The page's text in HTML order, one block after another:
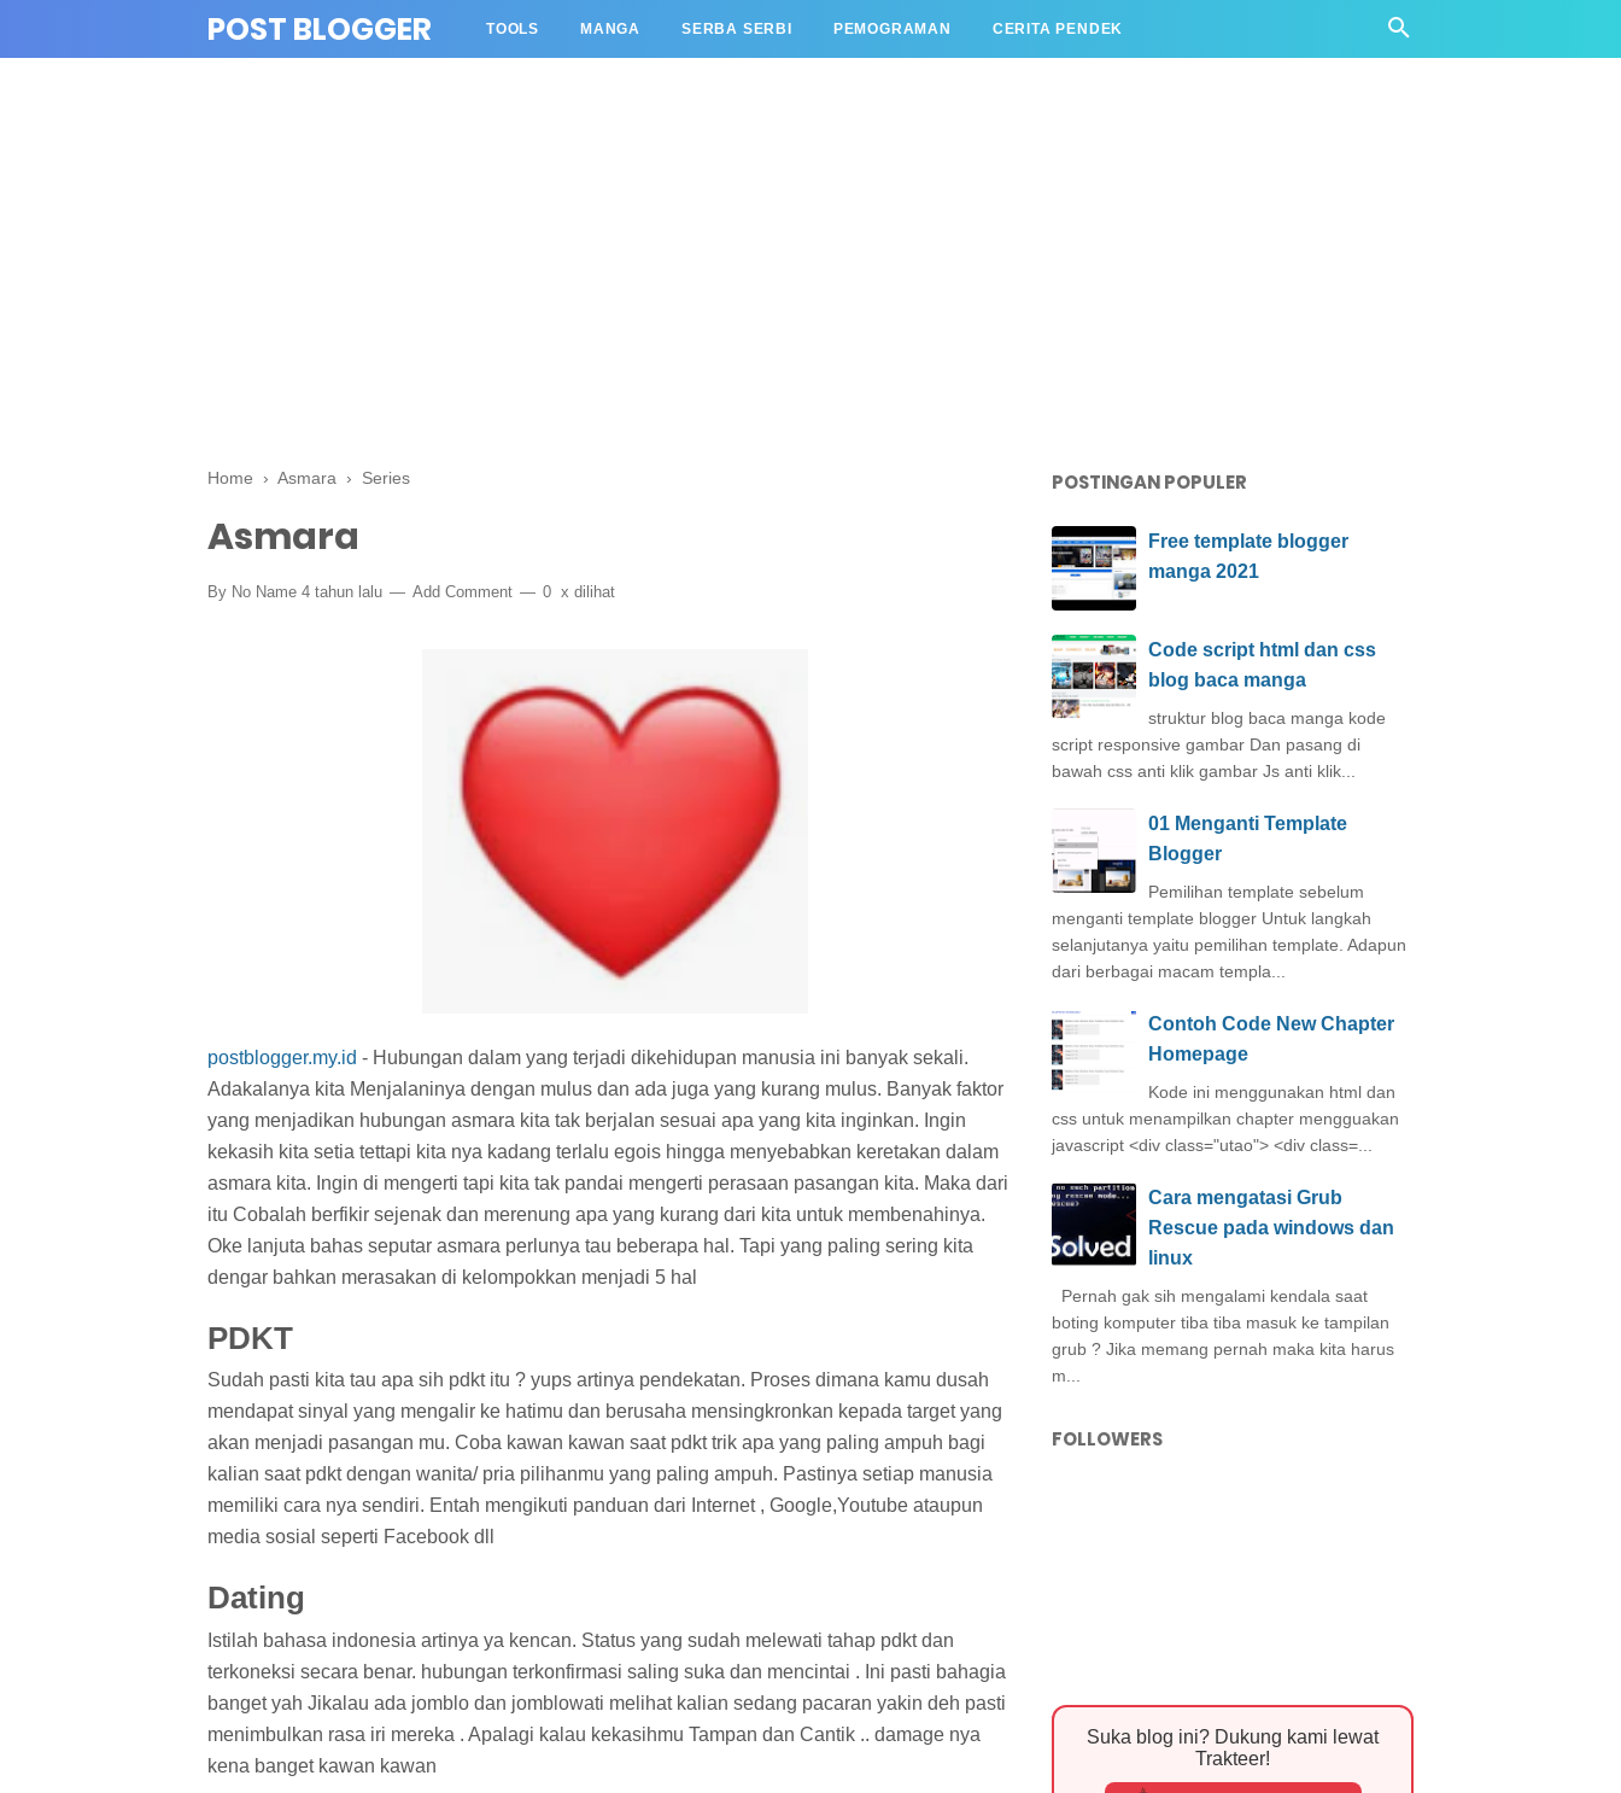
POST BLOGGER TOOLS MANGA SERBA SERBI PEMOGRAMAN CERITA PENDEK
Home › Asmara › Series
Asmara
By No Name 4 tahun lalu Add Comment 0 x dilihat
postblogger.my.id - Hubungan dalam yang terjadi dikehidupan manusia ini banyak sekali.
Adakalanya kita Menjalaninya dengan mulus dan ada juga yang kurang mulus. Banyak faktor
yang menjadikan hubungan asmara kita tak berjalan sesuai apa yang kita inginkan. Ingin
kekasih kita setia tettapi kita nya kadang terlalu egois hingga menyebabkan keretakan dalam
asmara kita. Ingin di mengerti tapi kita tak pandai mengerti perasaan pasangan kita. Maka dari
itu Cobalah berfikir sejenak dan merenung apa yang kurang dari kita untuk membenahinya.
Oke lanjuta bahas seputar asmara perlunya tau beberapa hal. Tapi yang paling sering kita
dengar bahkan merasakan di kelompokkan menjadi 5 hal
PDKT
Sudah pasti kita tau apa sih pdkt itu ? yups artinya pendekatan. Proses dimana kamu dusah
mendapat sinyal yang mengalir ke hatimu dan berusaha mensingkronkan kepada target yang
akan menjadi pasangan mu. Coba kawan kawan saat pdkt trik apa yang paling ampuh bagi
kalian saat pdkt dengan wanita/ pria pilihanmu yang paling ampuh. Pastinya setiap manusia
memiliki cara nya sendiri. Entah mengikuti panduan dari Internet , Google,Youtube ataupun
media sosial seperti Facebook dll
Dating
Istilah bahasa indonesia artinya ya kencan. Status yang sudah melewati tahap pdkt dan
terkoneksi secara benar. hubungan terkonfirmasi saling suka dan mencintai . Ini pasti bahagia
banget yah Jikalau ada jomblo dan jomblowati melihat kalian sedang pacaran yakin deh pasti
menimbulkan rasa iri mereka . Apalagi kalau kekasihmu Tampan dan Cantik .. damage nya
kena banget kawan kawan
POSTINGAN POPULER
Free template blogger
manga 2021
Code script html dan css
blog baca manga
struktur blog baca manga kode
script responsive gambar Dan pasang di
bawah css anti klik gambar Js anti klik...
01 Menganti Template
Blogger
Pemilihan template sebelum
menganti template blogger Untuk langkah
selanjutanya yaitu pemilihan template. Adapun
dari berbagai macam templa...
Contoh Code New Chapter
Homepage
Kode ini menggunakan html dan
css untuk menampilkan chapter mengguakan
javascript <div class="utao"> <div class=...
Cara mengatasi Grub
Rescue pada windows dan
linux
Pernah gak sih mengalami kendala saat
boting komputer tiba tiba masuk ke tampilan
grub ? Jika memang pernah maka kita harus
m...
FOLLOWERS
Suka blog ini? Dukung kami lewat
Trakteer!